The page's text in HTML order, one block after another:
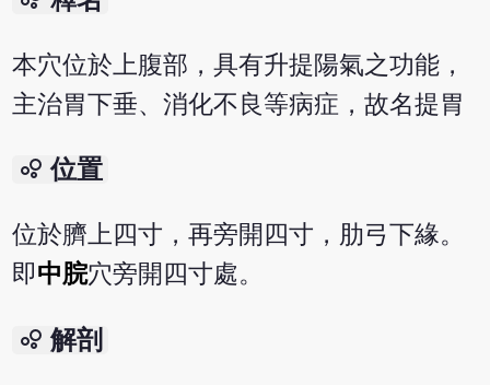
本穴位於上腹部，具有升提陽氣之功能，
主治胃下垂、消化不良等病症，故名提胃
bubble_chart 位置
位於臍上四寸，再旁開四寸，肋弓下緣。
即中脘穴旁開四寸處。
bubble_chart 解剖